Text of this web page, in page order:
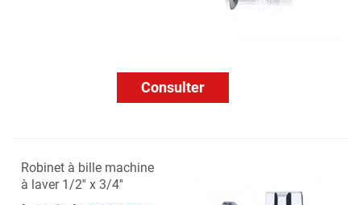
Consulter
Robinet à bille machine
à laver 1/2'' x 3/4''